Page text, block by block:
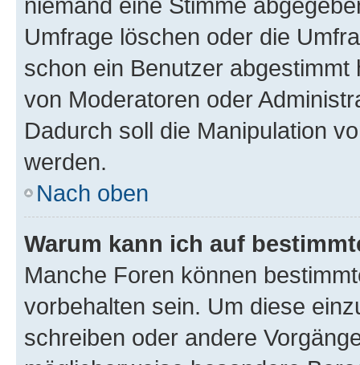
Umfrage löschen oder die
schon ein Benutzer
von Moderatoren oder
Dadurch soll die Manipulation
werden.
Nach oben
Warum kann ich auf
Manche Foren können
vorbehalten sein. Um diese
schreiben oder andere